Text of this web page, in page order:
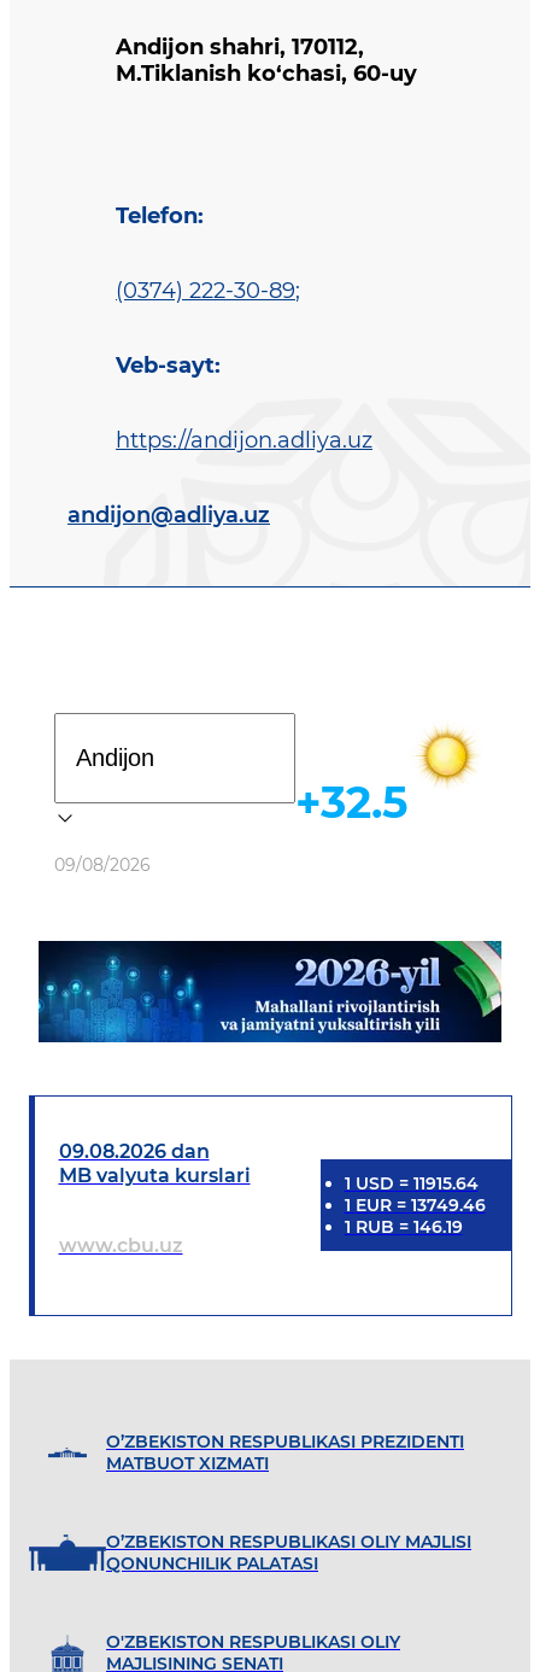
Andijon shahri, 170112,
M.Tiklanish ko‘chasi, 60-uy
Telefon:
(0374) 222-30-89;
Veb-sayt:
https://andijon.adliya.uz
andijon@adliya.uz
Ob-havo
09/08/2026
+32.5
09.08.2026 dan
MB valyuta kurslari
www.cbu.uz
1 USD = 11915.64
1 EUR= 13749.46
1 RUB = 146.19
O’ZBEKISTON RESPUBLIKASI PREZIDENTI
MATBUOT XIZMATI
O’ZBEKISTON RESPUBLIKASI OLIY MAJLISI
QONUNCHILIK PALATASI
O'ZBEKISTON RESPUBLIKASI OLIY
MAJLISINING SENATI